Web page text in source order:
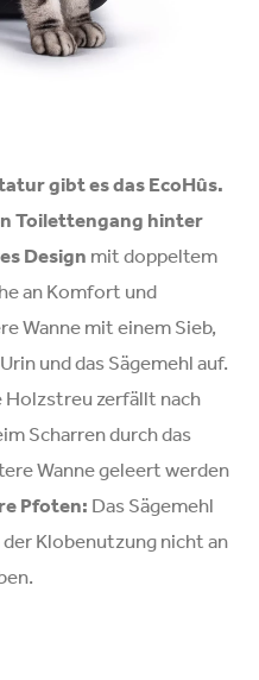
gibt es das EcoHûs.
Toilettengang hinter
Design mit doppeltem
an Komfort und
Wanne mit einem Sieb,
und das Sägemehl auf.
Holzstreu zerfällt nach
Scharren durch das
Wanne geleert werden
Pfoten: Das Sägemehl
Klobenutzung nicht an